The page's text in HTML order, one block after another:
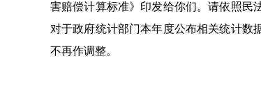
害赔偿计算标准》印发给你们。请依照民
对于政府统计部门本年度公布相关统计数
不再作调整。